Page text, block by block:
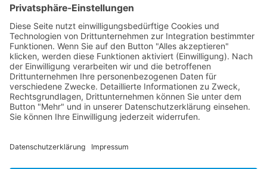
der Mediation eine wichtige Rolle, indem sie
uns helfen, Herausforderungen zu meistern
und die psychische Gesundheit zu schützen.
Synonyme: Problemlösungsstrategie
© 2026 Frank Hartung Ihr Mediator bei Konflikten in Familie,